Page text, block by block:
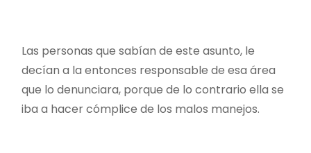
Las personas que sabían de este asunto, le
decían a la entonces responsable de esa área
que lo denunciara, porque de lo contrario ella se
iba a hacer cómplice de los malos manejos.